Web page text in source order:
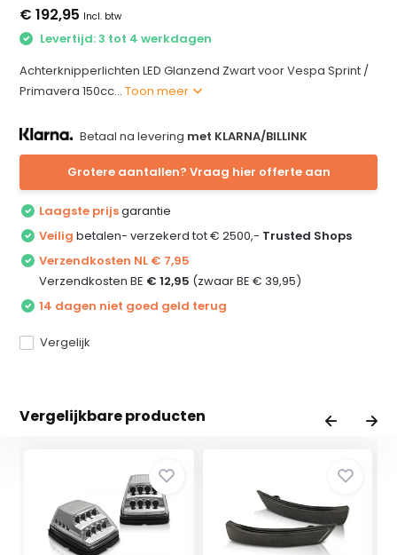
€ 192,95 Incl. btw
Levertijd: 3 tot 4 werkdagen
Achterknipperlichten LED Glanzend Zwart voor Vespa Sprint /
Primavera 150cc...Toon meer
Betaal na levering met KLARNA/BILLINK
Grotere aantallen? Vraag hier offerte aan
Laagste prijsgarantie
Veilig betalen- verzekerd tot € 2500,- Trusted Shops
Verzendkosten NL € 7,95
Verzendkosten BE € 12,95 (zwaar BE € 39,95)
14 dagen niet goed geld terug
Vergelijk
Vergelijkbare producten